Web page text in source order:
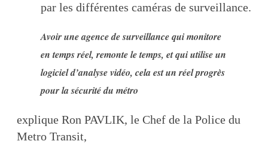
par les différentes caméras de surveillance.
Avoir une agence de surveillance qui monitore
en temps réel, remonte le temps, et qui utilise un
logiciel d’analyse vidéo, cela est un réel progrès
pour la sécurité du métro
explique Ron PAVLIK, le Chef de la Police du
Metro Transit,